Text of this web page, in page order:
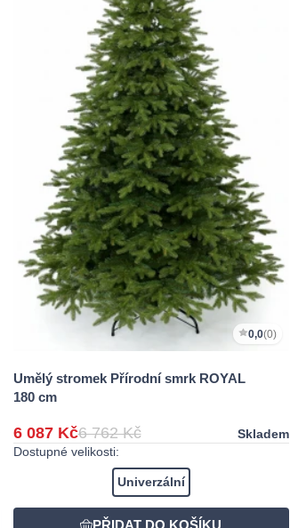
0,0(0)
Umělý stromek Přírodní smrk ROYAL
180 cm
6 087 Kč6 762 Kč
Skladem
Dostupné velikosti:
Univerzální